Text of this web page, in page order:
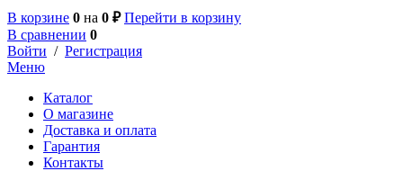
В корзине 0 на 0 ₽ Перейти в корзину
В сравнении 0
Войти / Регистрация
Меню
Каталог
О магазине
Доставка и оплата
Гарантия
Контакты